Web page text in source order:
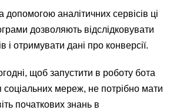
допомогою аналітичних сервісів ці
дозволяють відслідковувати
і отримувати дані про конверсії.
щоб запустити в роботу бота
соціальних мереж, не потрібно мати
початкових знань в